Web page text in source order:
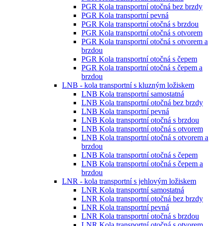
PGR Kola transportní otočná bez brzdy
PGR Kola transportní pevná
PGR Kola transportní otočná s brzdou
PGR Kola transportní otočná s otvorem
PGR Kola transportní otočná s otvorem a
brzdou
PGR Kola transportní otočná s čepem
PGR Kola transportní otočná s čepem a
brzdou
LNB - kola transportní s kluzným ložiskem
LNB Kola transportní samostatná
LNB Kola transportní otočná bez brzdy
LNB Kola transportní pevná
LNB Kola transportní otočná s brzdou
LNB Kola transportní otočná s otvorem
LNB Kola transportní otočná s otvorem a
brzdou
LNB Kola transportní otočná s čepem
LNB Kola transportní otočná s čepem a
brzdou
LNR - kola transportní s jehlovým ložiskem
LNR Kola transportní samostatná
LNR Kola transportní otočná bez brzdy
LNR Kola transportní pevná
LNR Kola transportní otočná s brzdou